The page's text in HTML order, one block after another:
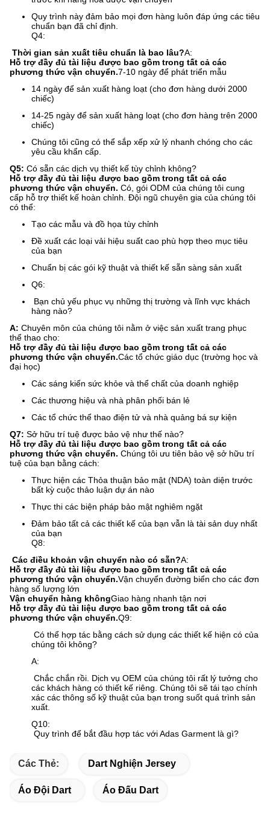
Quy trình này đảm bảo mọi đơn hàng luôn đáp ứng các tiêu
chuẩn bạn đã chỉ định.
Q4:
​ Thời gian sản xuất tiêu chuẩn là bao lâu?A:
Hỗ trợ đầy đủ tài liệu được bao gồm trong tất cả các
phương thức vận chuyển.7-10 ngày để phát triển mẫu
14 ngày để sản xuất hàng loạt (cho đơn hàng dưới 2000
chiếc)
14-25 ngày để sản xuất hàng loạt (cho đơn hàng trên 2000
chiếc)
Chúng tôi cũng có thể sắp xếp xử lý nhanh chóng cho các
yêu cầu khẩn cấp.
Q5: ​ Có sẵn các dịch vụ thiết kế tùy chỉnh không?
Hỗ trợ đầy đủ tài liệu được bao gồm trong tất cả các
phương thức vận chuyển. ​ Có, gói ODM của chúng tôi cung
cấp hỗ trợ thiết kế hoàn chỉnh. Đội ngũ chuyên gia của chúng tôi
có thể:
Tạo các mẫu và đồ họa tùy chỉnh
Đề xuất các loại vải hiệu suất cao phù hợp theo mục tiêu
của bạn
Chuẩn bị các gói kỹ thuật và thiết kế sẵn sàng sản xuất
Q6:
​ Bạn chủ yếu phục vụ những thị trường và lĩnh vực khách
hàng nào?
A: ​ Chuyên môn của chúng tôi nằm ở việc sản xuất trang phục
thể thao cho:
Hỗ trợ đầy đủ tài liệu được bao gồm trong tất cả các
phương thức vận chuyển.Các tổ chức giáo dục (trường học và
đại học)
Các sáng kiến sức khỏe và thể chất của doanh nghiệp
Các thương hiệu và nhà phân phối bán lẻ
Các tổ chức thể thao điện tử và nhà quảng bá sự kiện
Q7: ​ Sở hữu trí tuệ được bảo vệ như thế nào?
Hỗ trợ đầy đủ tài liệu được bao gồm trong tất cả các
phương thức vận chuyển. ​ Chúng tôi ưu tiên bảo vệ sở hữu trí
tuệ của bạn bằng cách:
Thực hiện các Thỏa thuận bảo mật (NDA) toàn diện trước
bất kỳ cuộc thảo luận dự án nào
Thực thi các biện pháp bảo mật nghiêm ngặt
Đảm bảo tất cả các thiết kế của bạn vẫn là tài sản duy nhất
của bạn
Q8:
​ Các điều khoản vận chuyển nào có sẵn?A:
Hỗ trợ đầy đủ tài liệu được bao gồm trong tất cả các
phương thức vận chuyển.Vận chuyển đường biển cho các đơn
hàng số lượng lớn
Vận chuyển hàng khôngGiao hàng nhanh tận nơi
Hỗ trợ đầy đủ tài liệu được bao gồm trong tất cả các
phương thức vận chuyển.Q9:
​ Có thể hợp tác bằng cách sử dụng các thiết kế hiện có của
chúng tôi không?
A:
​ Chắc chắn rồi. Dịch vụ OEM của chúng tôi rất lý tưởng cho
các khách hàng có thiết kế riêng. Chúng tôi sẽ tái tạo chính
xác các thông số kỹ thuật của bạn trong suốt quá trình sản
xuất.
Q10:
​ Quy trình để bắt đầu hợp tác với Adas Garment là gì?
Các Thẻ: Dart Nghiện Jersey
Áo Đội Dart Áo Đấu Dart